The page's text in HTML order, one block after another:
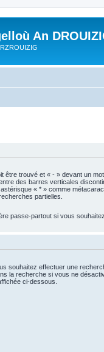
An
être trouvé et « - » devant un
des barres verticales
« * » comme
partielles.
passe-partout si vous
souhaitez effectuer une
la recherche si vous ne
ci-dessous.